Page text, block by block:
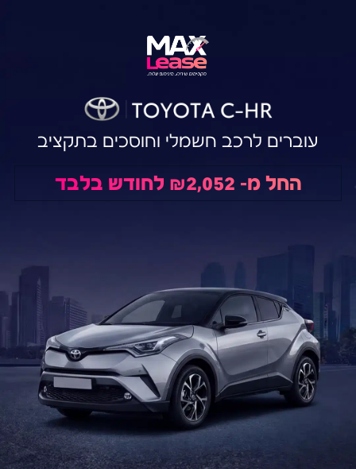
עוברים לרכב חשמלי וחוסכים בתקציב
החל מ- ₪2,052 לחודש בלבד